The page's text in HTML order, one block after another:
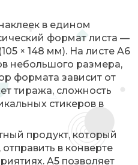
в едином
формат листа —
× 148 мм). На листе A6
небольшого размера,
формата зависит от
тиража, сложность
стикеров в
продукт, который
в конверте
A5 позволяет